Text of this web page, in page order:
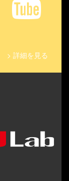
> 詳細を見る